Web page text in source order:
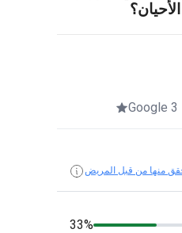
3 Google
33%